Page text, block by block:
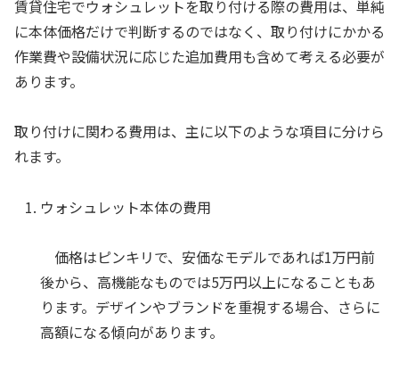
賃貸住宅でウォシュレットを取り付ける際の費用は、単純
に本体価格だけで判断するのではなく、取り付けにかかる
作業費や設備状況に応じた追加費用も含めて考える必要が
あります。
取り付けに関わる費用は、主に以下のような項目に分けら
れます。
ウォシュレット本体の費用
価格はピンキリで、安価なモデルであれば1万円前
後から、高機能なものでは5万円以上になることもあ
ります。デザインやブランドを重視する場合、さらに
高額になる傾向があります。